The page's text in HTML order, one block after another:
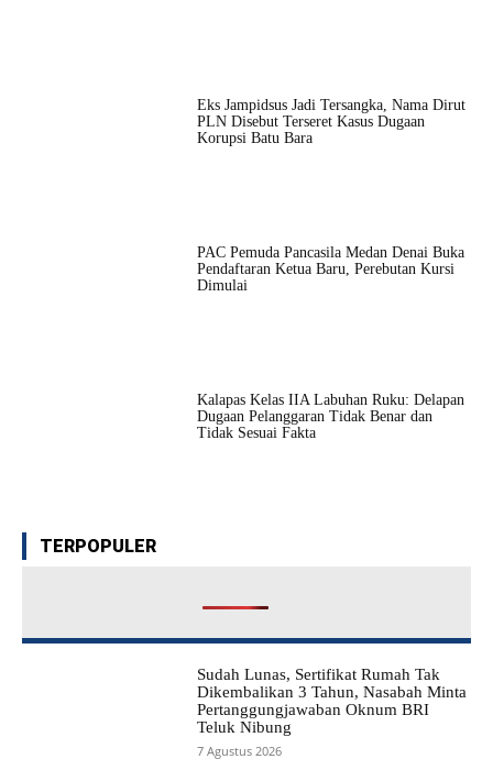
Eks Jampidsus Jadi Tersangka, Nama Dirut
PLN Disebut Terseret Kasus Dugaan
Korupsi Batu Bara
PAC Pemuda Pancasila Medan Denai Buka
Pendaftaran Ketua Baru, Perebutan Kursi
Dimulai
Kalapas Kelas IIA Labuhan Ruku: Delapan
Dugaan Pelanggaran Tidak Benar dan
Tidak Sesuai Fakta
TERPOPULER
Sudah Lunas, Sertifikat Rumah Tak
Dikembalikan 3 Tahun, Nasabah Minta
Pertanggungjawaban Oknum BRI
Teluk Nibung
7 Agustus 2026